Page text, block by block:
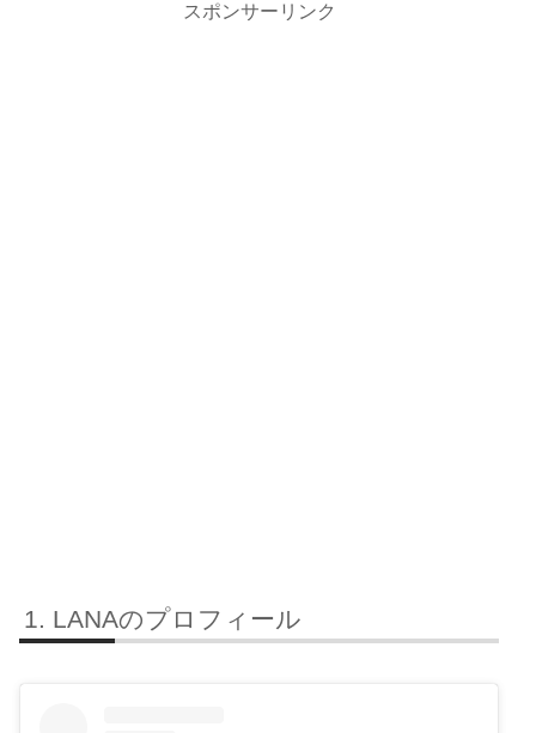
スポンサーリンク
LANAのプロフィール